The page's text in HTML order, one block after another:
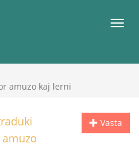
amuzo kaj lerni
Vasta